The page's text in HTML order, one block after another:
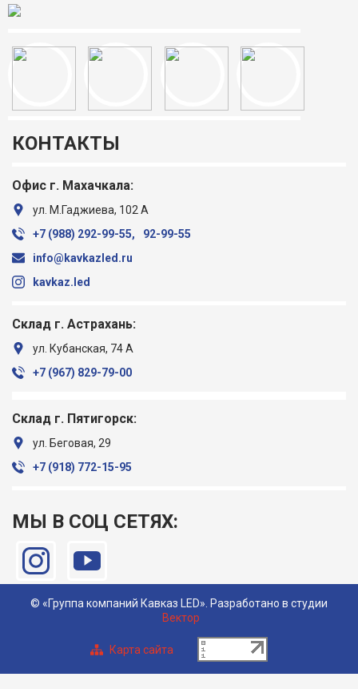
КОНТАКТЫ
Офис г. Махачкала:
ул. М.Гаджиева, 102 А
+7 (988) ‎292-99-55,
92-99-55
info@kavkazled.ru
kavkaz.led
Склад г. Астрахань:
ул. Кубанская, 74 А
+7 (967) ‎829-79-00
Склад г. Пятигорск:
ул. Беговая, 29
+7 (918) ‎772-15-95
МЫ В СОЦ СЕТЯХ:
© «Группа компаний Кавказ LED». Разработано в студии
Вектор
Карта сайта